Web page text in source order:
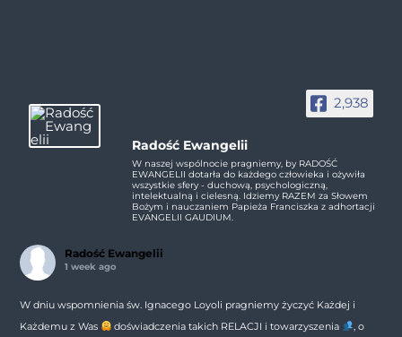
2,938
Radość Ewangelii
W naszej wspólnocie pragniemy, by RADOŚĆ
EWANGELII dotarła do każdego człowieka i ożywiła
wszystkie sfery - duchową, psychologiczną,
intelektualną i cielesną. Idziemy RAZEM za Słowem
Bożym i nauczaniem Papieża Franciszka z adhortacji
EVANGELII GAUDIUM.
Radość Ewangelii
1 week ago
W dniu wspomnienia św. Ignacego Loyoli pragniemy życzyć Każdej i
Każdemu z Was
doświadczenia takich RELACJI i towarzyszenia
, o